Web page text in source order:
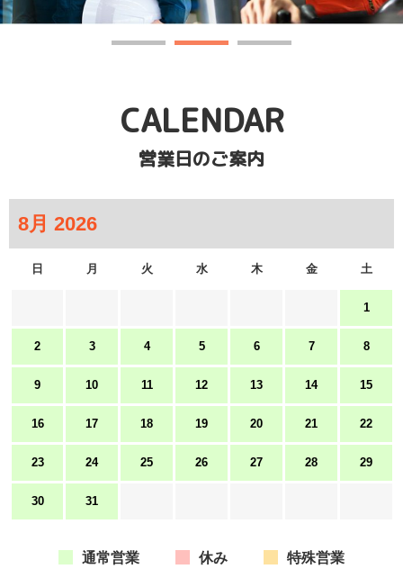
CALENDAR
営業日のご案内
日 月 火 水 木 金 土
1
2 3 4 5 6 7 8
9 10 11 12 13 14 15
16 17 18 19 20 21 22
23 24 25 26 27 28 29
30 31
通常営業 休み 特殊営業